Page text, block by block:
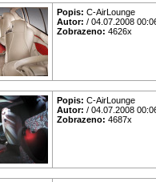
Popis: C-AirLounge
Autor: / 04.07.2008
Zobrazeno: 4626x
Popis: C-AirLounge
Autor: / 04.07.2008
Zobrazeno: 4687x